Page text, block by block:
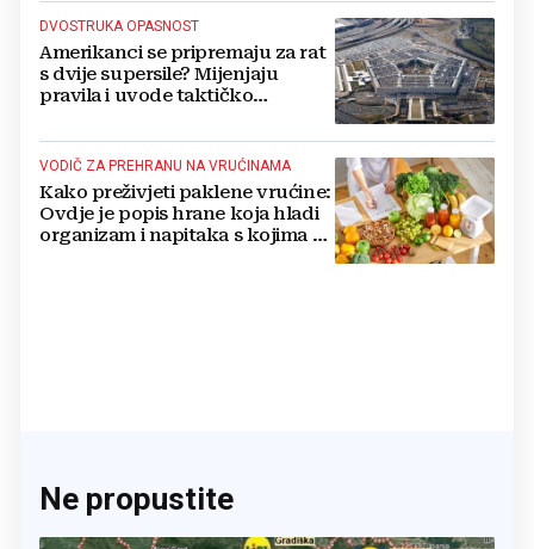
DVOSTRUKA OPASNOST
Amerikanci se pripremaju za rat
s dvije supersile? Mijenjaju
pravila i uvode taktičko
VODIČ ZA PREHRANU NA VRUĆINAMA
Kako preživjeti paklene vrućine:
Ovdje je popis hrane koja hladi
organizam i napitaka s kojima si
Ne propustite